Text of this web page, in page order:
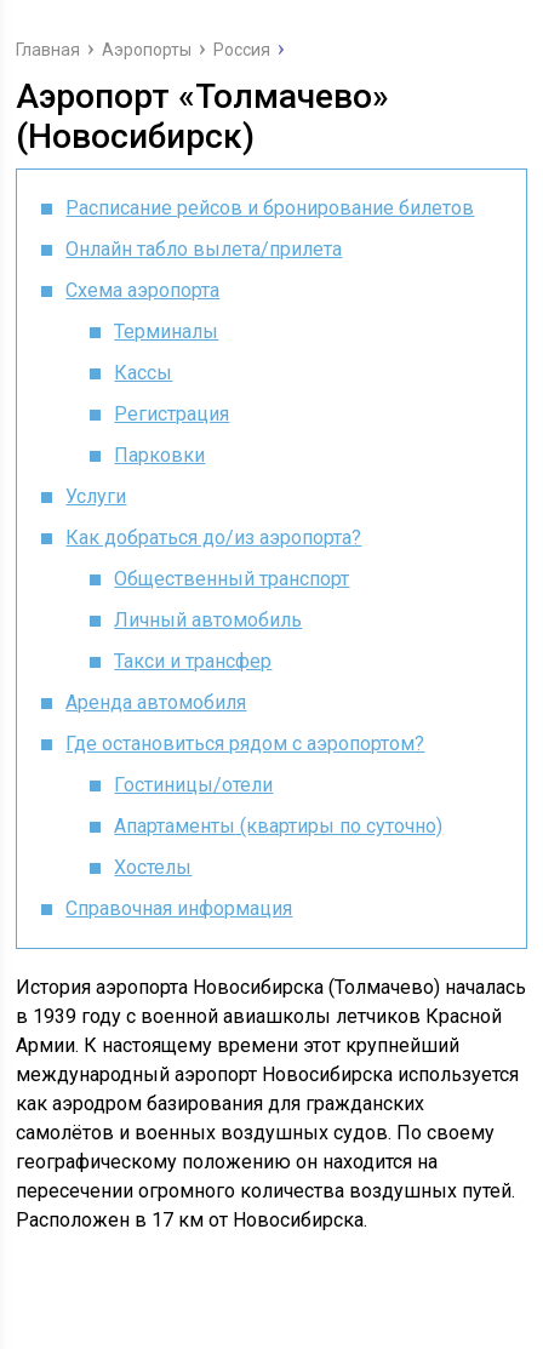
Главная Аэропорты Россия
Аэропорт «Толмачево»
(Новосибирск)
Расписание рейсов и бронирование билетов
Онлайн табло вылета/прилета
Схема аэропорта
Терминалы
Кассы
Регистрация
Парковки
Услуги
Как добраться до/из аэропорта?
Общественный транспорт
Личный автомобиль
Такси и трансфер
Аренда автомобиля
Где остановиться рядом с аэропортом?
Гостиницы/отели
Апартаменты (квартиры по суточно)
Хостелы
Справочная информация
История аэропорта Новосибирска (Толмачево) началась
в 1939 году с военной авиашколы летчиков Красной
Армии. К настоящему времени этот крупнейший
международный аэропорт Новосибирска используется
как аэродром базирования для гражданских
самолётов и военных воздушных судов. По своему
географическому положению он находится на
пересечении огромного количества воздушных путей.
Расположен в 17 км от Новосибирска.